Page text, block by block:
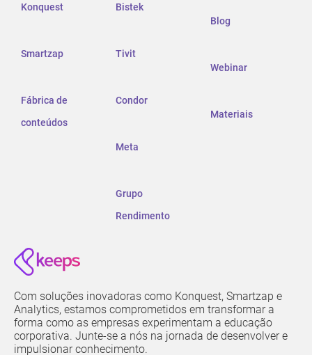
Konquest
Smartzap
Fábrica de
conteúdos
Bistek
Tivit
Condor
Meta
Grupo
Rendimento
Blog
Webinar
Materiais
Com soluções inovadoras como Konquest, Smartzap e
Analytics, estamos comprometidos em transformar a
forma como as empresas experimentam a educação
corporativa. Junte-se a nós na jornada de desenvolver e
impulsionar conhecimento.